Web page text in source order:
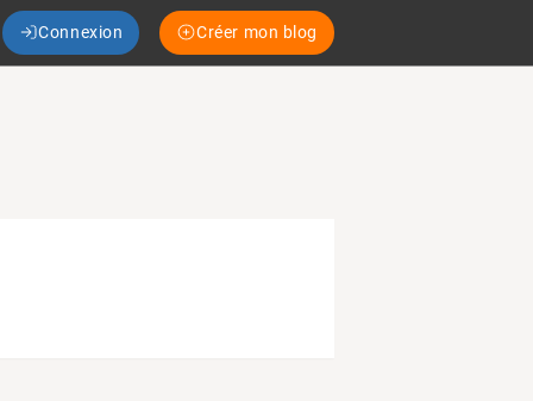
Connexion Créer mon blog